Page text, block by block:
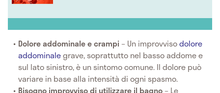
Dolore addominale e crampi– Un improvvisodolore
addominalegrave, soprattutto nel basso addome e
sul lato sinistro, è un sintomo comune. Il dolore può
variare in base alla intensità di ogni spasmo.
Bisogno improvviso di utilizzare il bagno– Le